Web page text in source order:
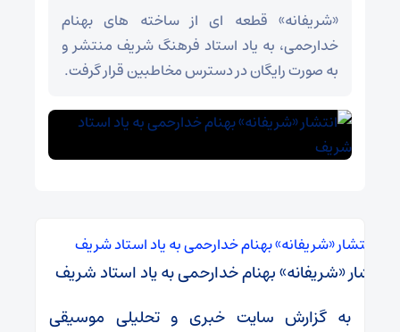
«شریفانه» قطعه ای از ساخته های بهنام
خدارحمی، به یاد استاد فرهنگ شریف منتشر و
به صورت رایگان در دسترس مخاطبین قرار گرفت.
انتشار «شریفانه» بهنام خدارحمی به یاد استاد شریف
به گزارش سایت خبری و تحلیلی موسیقی